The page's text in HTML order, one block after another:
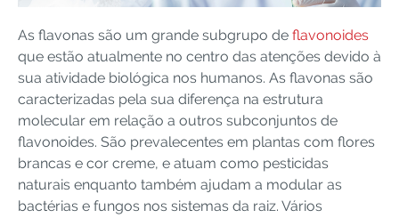
As flavonas são um grande subgrupo de flavonoides
que estão atualmente no centro das atenções devido à
sua atividade biológica nos humanos. As flavonas são
caracterizadas pela sua diferença na estrutura
molecular em relação a outros subconjuntos de
flavonoides. São prevalecentes em plantas com flores
brancas e cor creme, e atuam como pesticidas
naturais enquanto também ajudam a modular as
bactérias e fungos nos sistemas da raiz. Vários